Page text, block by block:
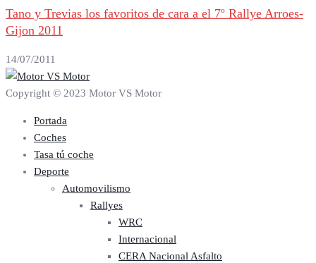
Tano y Trevias los favoritos de cara a el 7º Rallye Arroes-
Gijon 2011
14/07/2011
Copyright © 2023 Motor VS Motor
Portada
Coches
Tasa tú coche
Deporte
Automovilismo
Rallyes
WRC
Internacional
CERA Nacional Asfalto